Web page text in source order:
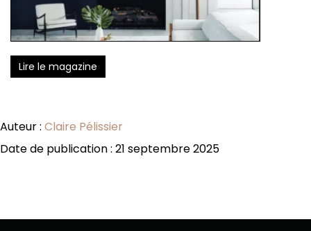
Lire le magazine
Auteur : Claire Pélissier
Date de publication : 21 septembre 2025